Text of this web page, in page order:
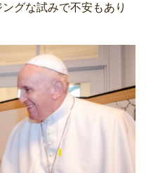
グな試みで不安もあり